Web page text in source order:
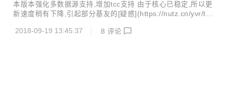
本版本强化多数据源支持,增加tcc支持 由于核心已稳定,所以更
新速度稍有下降,引起部分基友的[疑惑](https://nutz.cn/yvr/t/7
-09-19 * 曲目: [nothing gonna change my love for you](htt
2018-09-19 13:45:37 8 评论